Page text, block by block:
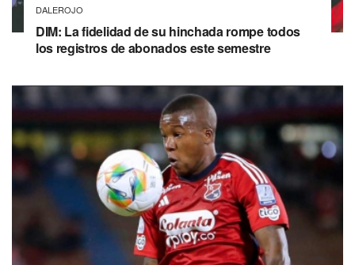
DALEROJO
DIM: La fidelidad de su hinchada rompe todos
los registros de abonados este semestre